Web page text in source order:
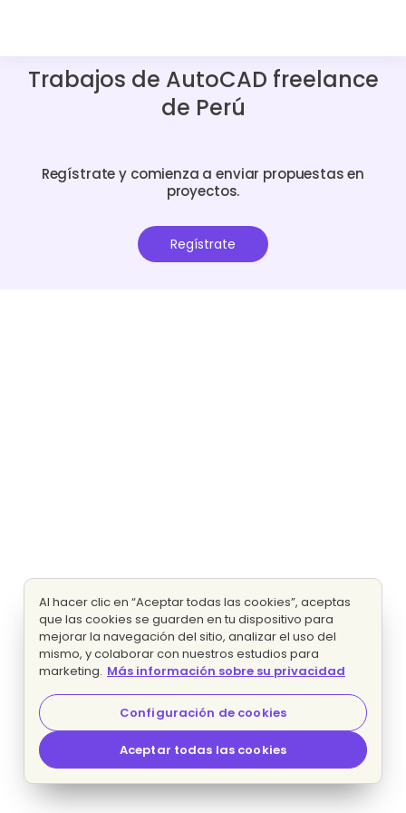
Trabajos de AutoCAD freelance
de Perú
Regístrate y comienza a enviar propuestas en
proyectos.
Regístrate
Al hacer clic en “Aceptar todas las cookies”, aceptas
que las cookies se guarden en tu dispositivo para
mejorar la navegación del sitio, analizar el uso del
mismo, y colaborar con nuestros estudios para
marketing. Más información sobre su privacidad
Configuración de cookies
Aceptar todas las cookies